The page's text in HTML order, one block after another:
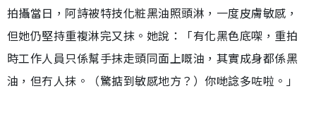
拍攝當日，阿詩被特技化粧黑油照頭淋，一度皮膚敏感，
但她仍堅持重複淋完又抹。她說：「有化黑色底㗎，重拍
時工作人員只係幫手抹走頭同面上嘅油，其實成身都係黑
油，但冇人抹。（驚掂到敏感地方？）你哋諗多咗啦。」